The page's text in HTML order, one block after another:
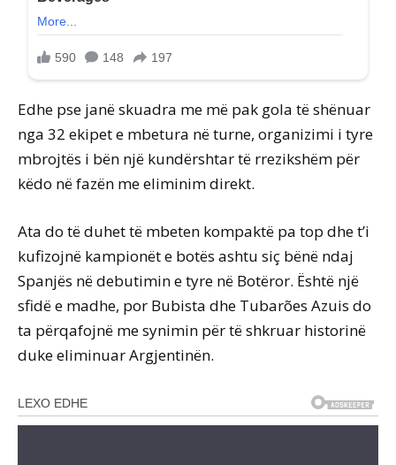
Edhe pse janë skuadra me më pak gola të shënuar
nga 32 ekipet e mbetura në turne, organizimi i tyre
mbrojtës i bën një kundërshtar të rrezikshëm për
këdo në fazën me eliminim direkt.
Ata do të duhet të mbeten kompaktë pa top dhe t’i
kufizojnë kampionët e botës ashtu siç bënë ndaj
Spanjës në debutimin e tyre në Botëror. Është një
sfidë e madhe, por Bubista dhe Tubarões Azuis do
ta përqafojnë me synimin për të shkruar historinë
duke eliminuar Argjentinën.